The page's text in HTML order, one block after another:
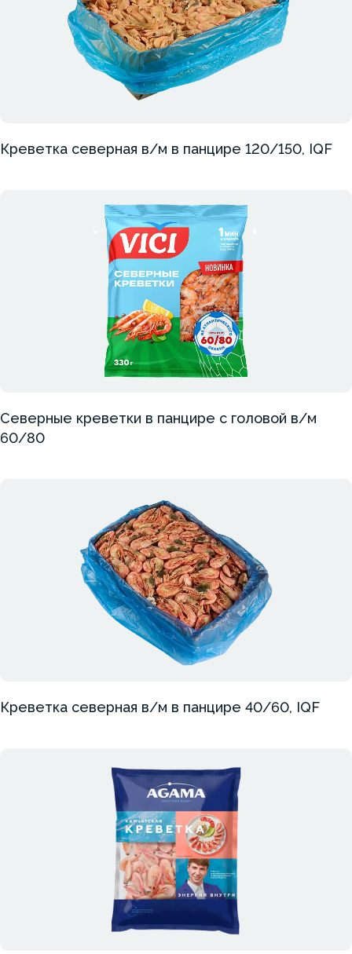
Креветка северная в/м в панцире 120/150, IQF
Северные креветки в панцире с головой в/м
60/80
Креветка северная в/м в панцире 40/60, IQF